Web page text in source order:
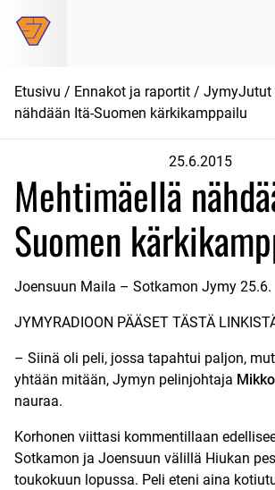
suoraan
Etusivu / Ennakot ja raportit / JymyJutut
nähdään Itä-Suomen kärkikamppailu
25.6.2015
Mehtimäellä
Suomen
Joensuun Maila – Sotkamon Jymy 25.6.
JYMYRADIOON PÄÄSET TÄSTÄ
– Siinä oli peli, jossa tapahtui paljon,
yhtään mitään, Jymyn pelinjohtaja
nauraa.
Korhonen viittasi kommentillaan
Sotkamon ja Joensuun välillä Hiukan
toukokuun lopussa. Peli eteni aina